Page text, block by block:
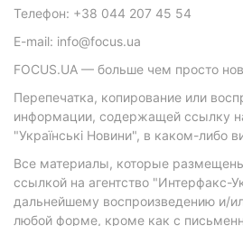
Телефон: +38 044 207 45 54
E-mail: info@focus.ua
FOCUS.UA — больше чем просто
Перепечатка, копирование или
информации, содержащей ссылку
"Українські Новини", в каком-либо
Все материалы, которые
ссылкой на агентство "Интерфакс-
дальнейшему воспроизведению и/
любой форме, кроме как с